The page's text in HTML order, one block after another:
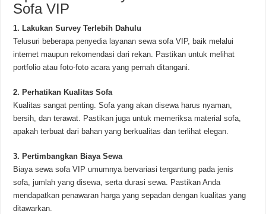
Sofa VIP
1. Lakukan Survey Terlebih Dahulu
Telusuri beberapa penyedia layanan sewa sofa VIP, baik melalui
internet maupun rekomendasi dari rekan. Pastikan untuk melihat
portfolio atau foto-foto acara yang pernah ditangani.
2. Perhatikan Kualitas Sofa
Kualitas sangat penting. Sofa yang akan disewa harus nyaman,
bersih, dan terawat. Pastikan juga untuk memeriksa material sofa,
apakah terbuat dari bahan yang berkualitas dan terlihat elegan.
3. Pertimbangkan Biaya Sewa
Biaya sewa sofa VIP umumnya bervariasi tergantung pada jenis
sofa, jumlah yang disewa, serta durasi sewa. Pastikan Anda
mendapatkan penawaran harga yang sepadan dengan kualitas yang
ditawarkan.